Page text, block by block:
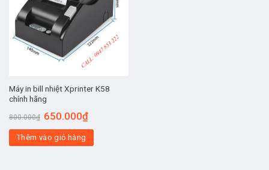
Máy in bill nhiệt Xprinter K58
chính hãng
800.000₫ 650.000₫
Thêm vào giỏ hàng